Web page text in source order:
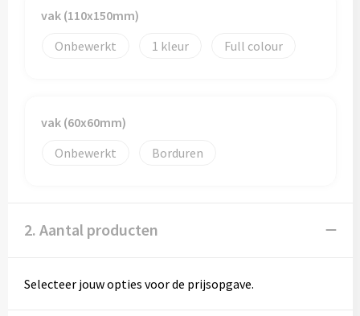
vak (110x150mm)
Onbewerkt
1 Full colour
vak (60x60mm)
Onbewerkt
Borduren
2. Aantal producten
Selecteer jouw opties voor de prijsopgave.